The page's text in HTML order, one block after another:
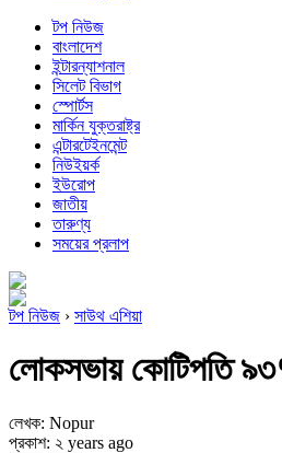
টপ নিউজ
বাংলাদেশ
ইন্টারন্যাশনাল
সিলেট বিভাগ
স্পোর্টস
মার্কিন যুক্তরাষ্ট্র
এন্টারটেইনমেন্ট
নিউইয়র্ক
ইউরোপ
জাতীয়
তারুণ্য
সময়ের প্রলাপ
টপ নিউজ › সাউথ এশিয়া
লোকসভায় কোটিপতি
লেখক: Nopur
প্রকাশ: ২ years ago